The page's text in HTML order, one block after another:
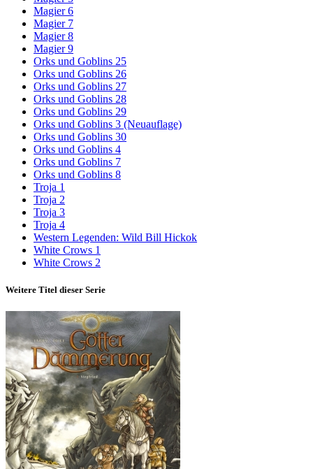
Magier 6
Magier 7
Magier 8
Magier 9
Orks und Goblins 25
Orks und Goblins 26
Orks und Goblins 27
Orks und Goblins 28
Orks und Goblins 29
Orks und Goblins 3 (Neuauflage)
Orks und Goblins 30
Orks und Goblins 4
Orks und Goblins 7
Orks und Goblins 8
Troja 1
Troja 2
Troja 3
Troja 4
Western Legenden: Wild Bill Hickok
White Crows 1
White Crows 2
Weitere Titel dieser Serie